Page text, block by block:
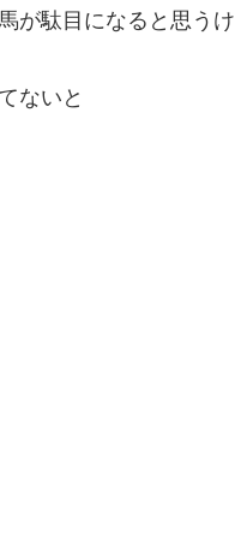
が駄目になると思うけ
ないと